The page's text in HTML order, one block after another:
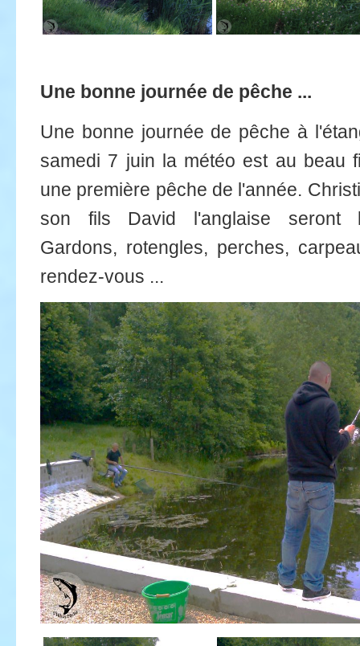
Une bonne journée de pêche ...
Une bonne journée de pêche à
samedi 7 juin la météo est au beau
une première pêche de l'année.
son fils David l'anglaise seront
Gardons, rotengles, perches,
rendez-vous ...